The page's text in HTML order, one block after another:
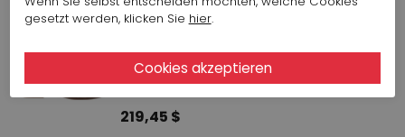
BIANCO ALICE 931
Artikelnummer : 15867-10
219,45 $
gesetzt werden, klicken Sie hier.